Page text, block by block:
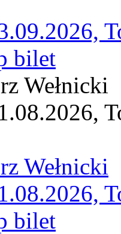
bilet
Wełnicki
Wełnicki
bilet